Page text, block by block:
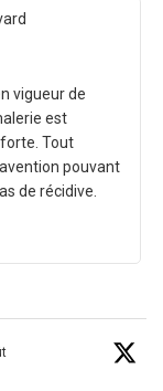
vigueur de
est
Tout
pouvant
de récidive.